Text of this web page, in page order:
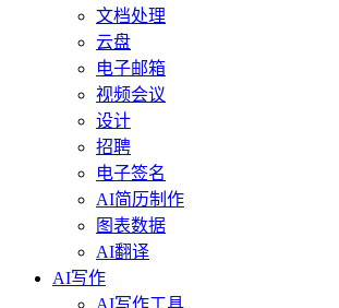
文档处理
云盘
电子邮箱
视频会议
设计
招聘
电子签名
AI简历制作
图表数据
AI翻译
AI写作
AI写作工具